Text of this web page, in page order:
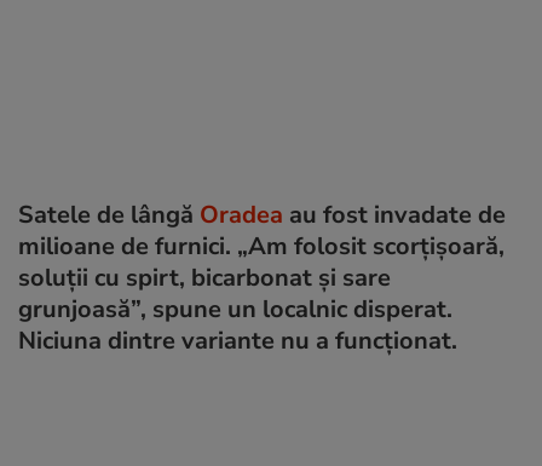
Satele de lângă Oradea au fost invadate de
milioane de furnici. „Am folosit scorţişoară,
soluţii cu spirt, bicarbonat și sare
grunjoasă”, spune un localnic disperat.
Niciuna dintre variante nu a funcționat.